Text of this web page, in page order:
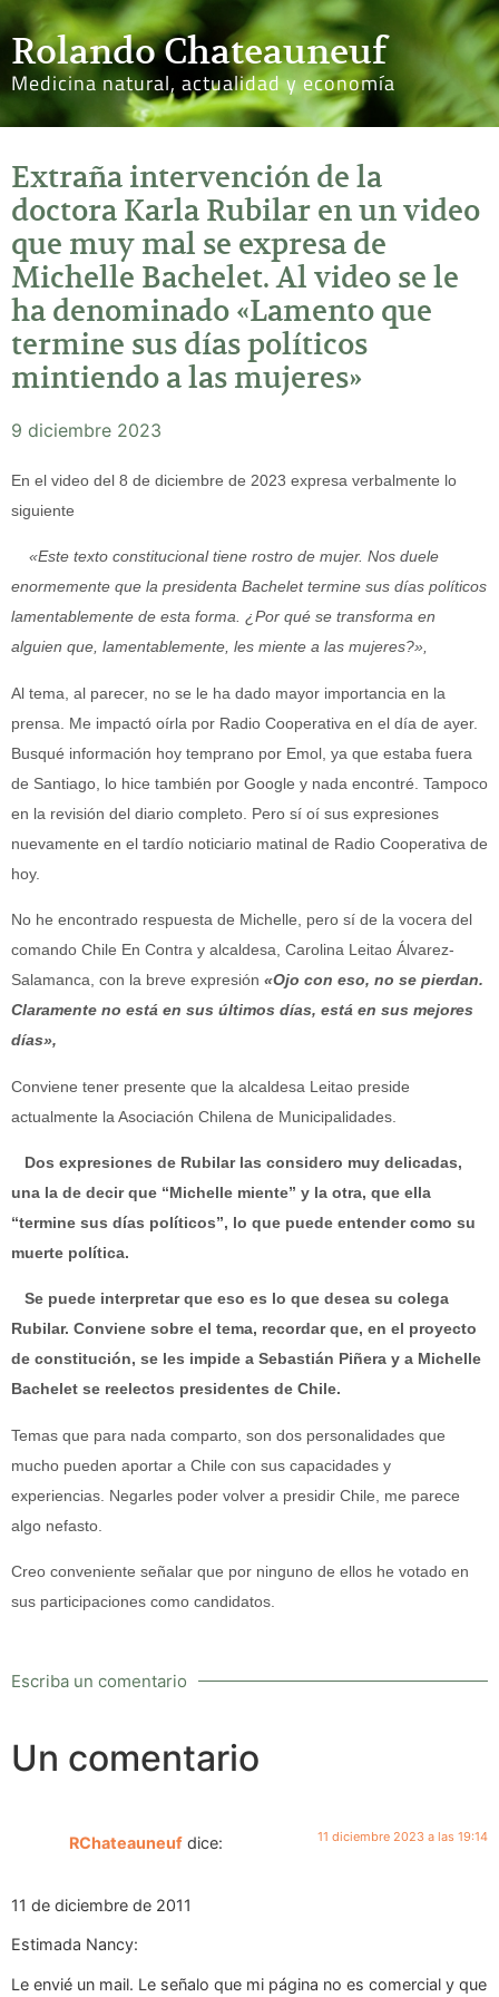
Rolando Chateauneuf
Medicina natural, actualidad y economía
Extraña intervención de la
doctora Karla Rubilar en un video
que muy mal se expresa de
Michelle Bachelet. Al video se le
ha denominado «Lamento que
termine sus días políticos
mintiendo a las mujeres»
9 diciembre 2023
En el video del 8 de diciembre de 2023 expresa verbalmente lo
siguiente
«Este texto constitucional tiene rostro de mujer. Nos duele
enormemente que la presidenta Bachelet termine sus días políticos
lamentablemente de esta forma. ¿Por qué se transforma en
alguien que, lamentablemente, les miente a las mujeres?»,
Al tema, al parecer, no se le ha dado mayor importancia en la
prensa. Me impactó oírla por Radio Cooperativa en el día de ayer.
Busqué información hoy temprano por Emol, ya que estaba fuera
de Santiago, lo hice también por Google y nada encontré. Tampoco
en la revisión del diario completo. Pero sí oí sus expresiones
nuevamente en el tardío noticiario matinal de Radio Cooperativa de
hoy.
No he encontrado respuesta de Michelle, pero sí de la vocera del
comando Chile En Contra y alcaldesa, Carolina Leitao Álvarez-
Salamanca, con la breve expresión «Ojo con eso, no se pierdan.
Claramente no está en sus últimos días, está en sus mejores
días»,
Conviene tener presente que la alcaldesa Leitao preside
actualmente la Asociación Chilena de Municipalidades.
Dos expresiones de Rubilar las considero muy delicadas,
una la de decir que “Michelle miente” y la otra, que ella
“termine sus días políticos”, lo que puede entender como su
muerte política.
Se puede interpretar que eso es lo que desea su colega
Rubilar. Conviene sobre el tema, recordar que, en el proyecto
de constitución, se les impide a Sebastián Piñera y a Michelle
Bachelet se reelectos presidentes de Chile.
Temas que para nada comparto, son dos personalidades que
mucho pueden aportar a Chile con sus capacidades y
experiencias. Negarles poder volver a presidir Chile, me parece
algo nefasto.
Creo conveniente señalar que por ninguno de ellos he votado en
sus participaciones como candidatos.
Escriba un comentario
Un comentario
RChateauneuf dice: 11 diciembre 2023 a las 19:14
11 de diciembre de 2011
Estimada Nancy:
Le envié un mail. Le señalo que mi página no es comercial y que